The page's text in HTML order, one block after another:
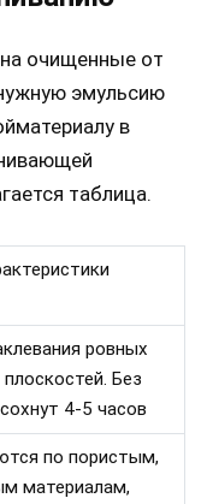
очищенные от
эмульсию
в
таблица.
ровных
Без
4-5 часов
по пористым,
материалам,